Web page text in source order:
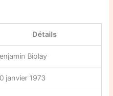
Détails
Biolay
janvier 1973